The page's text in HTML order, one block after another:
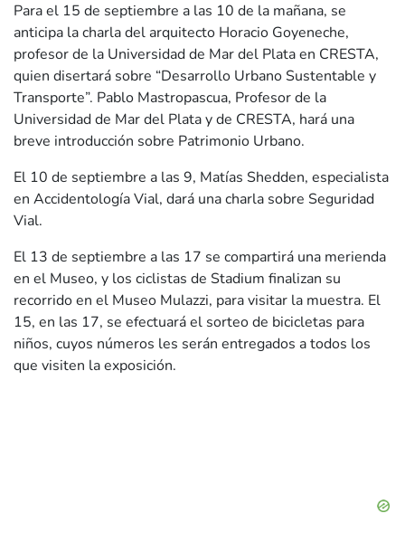
Para el 15 de septiembre a las 10 de la mañana, se
anticipa la charla del arquitecto Horacio Goyeneche,
profesor de la Universidad de Mar del Plata en CRESTA,
quien disertará sobre “Desarrollo Urbano Sustentable y
Transporte”. Pablo Mastropascua, Profesor de la
Universidad de Mar del Plata y de CRESTA, hará una
breve introducción sobre Patrimonio Urbano.
El 10 de septiembre a las 9, Matías Shedden, especialista
en Accidentología Vial, dará una charla sobre Seguridad
Vial.
El 13 de septiembre a las 17 se compartirá una merienda
en el Museo, y los ciclistas de Stadium finalizan su
recorrido en el Museo Mulazzi, para visitar la muestra. El
15, en las 17, se efectuará el sorteo de bicicletas para
niños, cuyos números les serán entregados a todos los
que visiten la exposición.